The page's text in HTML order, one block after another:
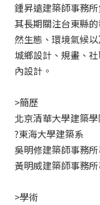
鍾昇遠建築師事務所
其長期關注台東縣
然生態、環境氣候
城鄉設計、規畫、
內設計。
>簡歷
北京清華大學建築
?東海大學建築系
吳明修建築師事務
黃明威建築師事務
>學術